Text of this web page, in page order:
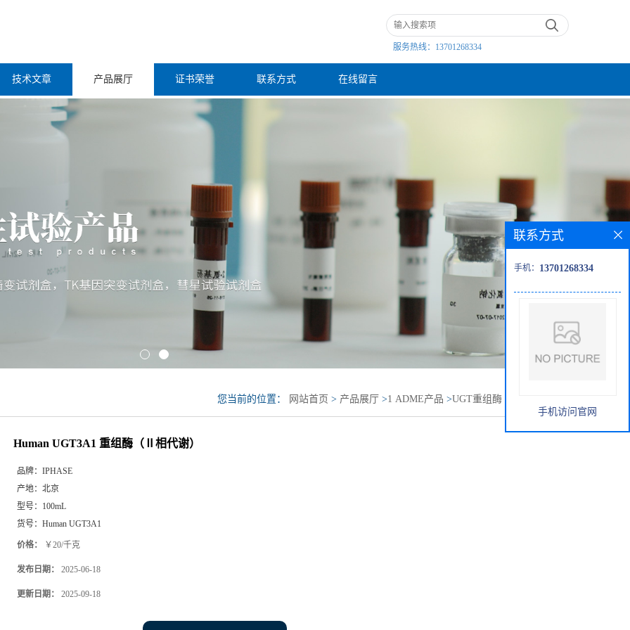
服务热线： 13701268334
技术文章 产品展厅 证书荣誉 联系方式 在线留言
您当前的位置： 网站首页 > 产品展厅 >1 ADME产品 >UGT重组酶
Human UGT3A1 重组酶（Ⅱ相代谢）
品牌： IPHASE
产地： 北京
型号： 100mL
货号： Human UGT3A1
价格： ￥20/千克
发布日期： 2025-06-18
更新日期： 2025-09-18
联系方式
手机： 13701268334
手机访问官网